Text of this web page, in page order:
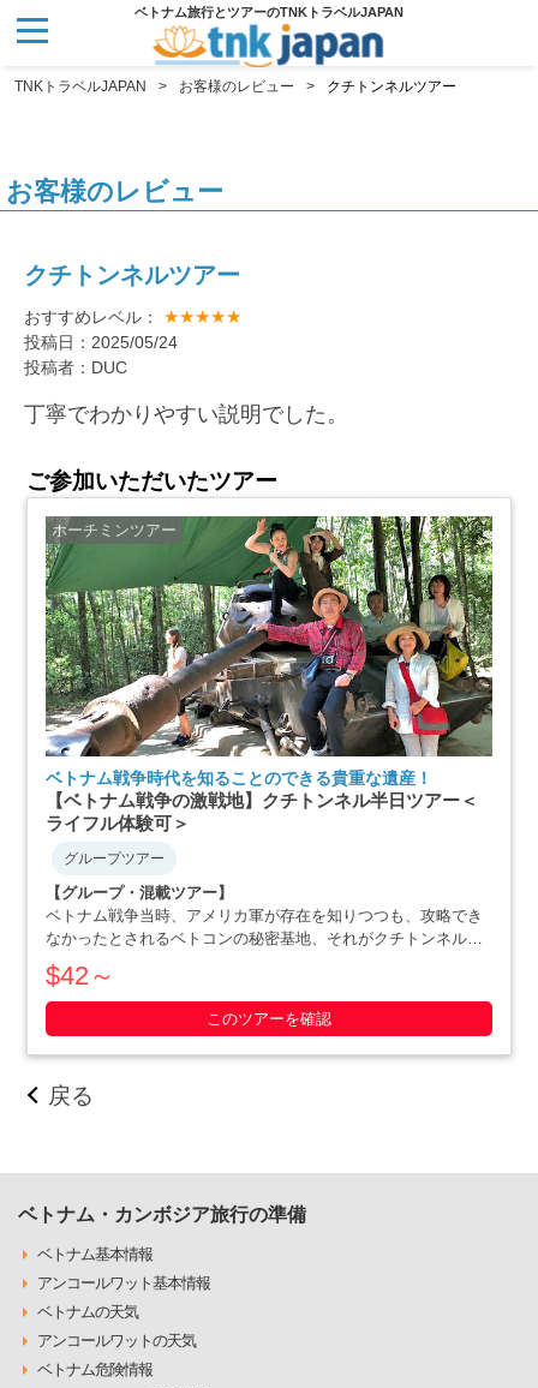
ベトナム旅行とツアーのTNKトラベルJAPAN
TNKトラベルJAPAN お客様のレビュー クチトンネルツアー
お客様のレビュー
クチトンネルツアー
おすすめレベル： ★★★★★
投稿日：2025/05/24
投稿者：DUC
丁寧でわかりやすい説明でした。
ご参加いただいたツアー
ホーチミンツアー
ベトナム戦争時代を知ることのできる貴重な遺産！
【ベトナム戦争の激戦地】クチトンネル半日ツアー＜
ライフル体験可＞
グループツアー
【グループ・混載ツアー】
ベトナム戦争当時、アメリカ軍が存在を知りつつも、攻略でき
なかったとされるベトコンの秘密基地、それがクチトンネルで
す。小柄な体格を活かした戦略で、アメリカ軍を撃退にまで追
いやったベトナム人の作戦の数々や彼らの暮らしぶりを追体験
できます。ホーチミン滞在最終日や、午後か・・・・・
$42～
このツアーを確認
戻る
ベトナム・カンボジア旅行の準備
ベトナム基本情報
アンコールワット基本情報
ベトナムの天気
アンコールワットの天気
ベトナム危険情報